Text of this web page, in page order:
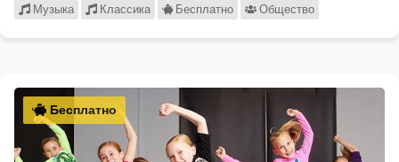
Музыка Классика Бесплатно Общество
Бесплатно